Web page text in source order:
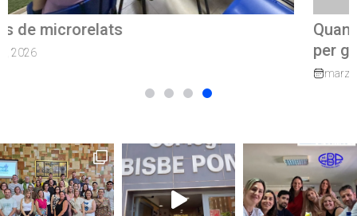
Quan el camí continua: exalumnes que tornen
per guiar els nostres joves